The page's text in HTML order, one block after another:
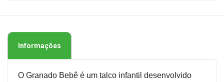
Informações
O Granado Bebê é um talco infantil desenvolvido